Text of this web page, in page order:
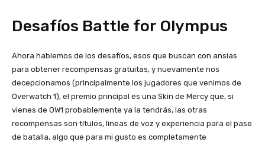
Desafíos Battle for Olympus
Ahora hablemos de los desafíos, esos que buscan con ansias
para obtener recompensas gratuitas, y nuevamente nos
decepcionamos (principalmente los jugadores que venimos de
Overwatch 1), el premio principal es una Skin de Mercy que, si
vienes de OW1 probablemente ya la tendrás, las otras
recompensas son títulos, líneas de voz y experiencia para el pase
de batalla, algo que para mi gusto es completamente